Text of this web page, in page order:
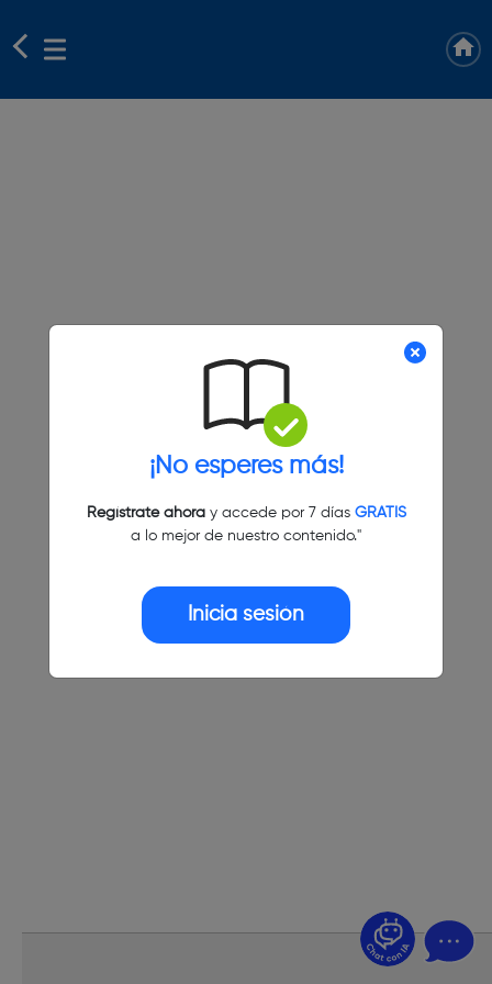
¡No esperes más!
Regístrate ahoray accede por 7 días GRATIS
a lo mejor de nuestro contenido."
Inicia sesión